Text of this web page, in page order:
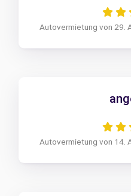
Autovermietung von 29.
Autovermietung von 14.